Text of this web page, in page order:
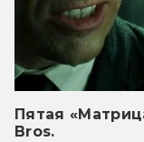
Пятая
Bros.